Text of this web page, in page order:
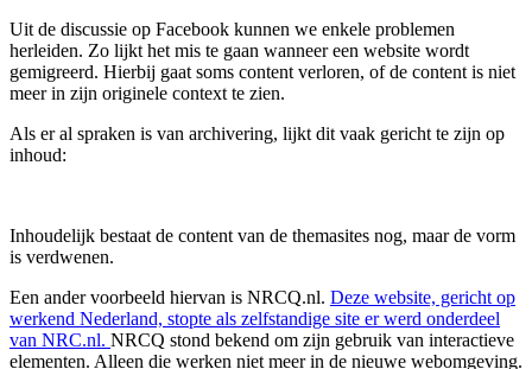
Uit de discussie op Facebook kunnen we enkele problemen
herleiden. Zo lijkt het mis te gaan wanneer een website wordt
gemigreerd. Hierbij gaat soms content verloren, of de content is niet
meer in zijn originele context te zien.
Als er al spraken is van archivering, lijkt dit vaak gericht te zijn op
inhoud:
Inhoudelijk bestaat de content van de themasites nog, maar de vorm
is verdwenen.
Een ander voorbeeld hiervan is NRCQ.nl. Deze website, gericht op
werkend Nederland, stopte als zelfstandige site er werd onderdeel
van NRC.nl. NRCQ stond bekend om zijn gebruik van interactieve
elementen. Alleen die werken niet meer in de nieuwe webomgeving.